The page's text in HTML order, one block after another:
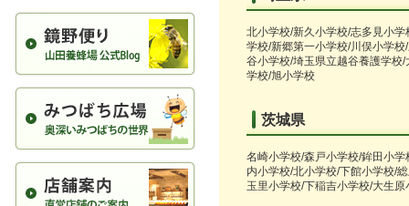
北小学校/新久小学校/志多見小
学校/新郷第一小学校/川俣小学
谷小学校/埼玉県立越谷養護学校
学校/旭小学校
茨城県
名崎小学校/森戸小学校/鉾田小
内小学校/北小学校/下館小学校/
玉里小学校/下稲吉小学校/大生